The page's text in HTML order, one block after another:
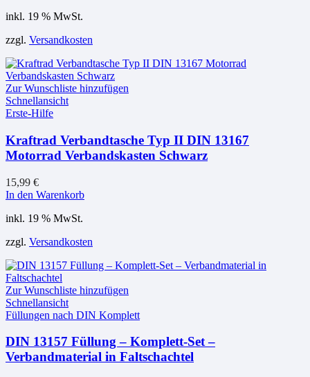
inkl. 19 % MwSt.
zzgl. Versandkosten
Zur Wunschliste hinzufügen
Schnellansicht
Erste-Hilfe
Kraftrad Verbandtasche Typ II DIN 13167
Motorrad Verbandskasten Schwarz
15,99 €
In den Warenkorb
inkl. 19 % MwSt.
zzgl. Versandkosten
Zur Wunschliste hinzufügen
Schnellansicht
Füllungen nach DIN Komplett
DIN 13157 Füllung – Komplett-Set –
Verbandmaterial in Faltschachtel